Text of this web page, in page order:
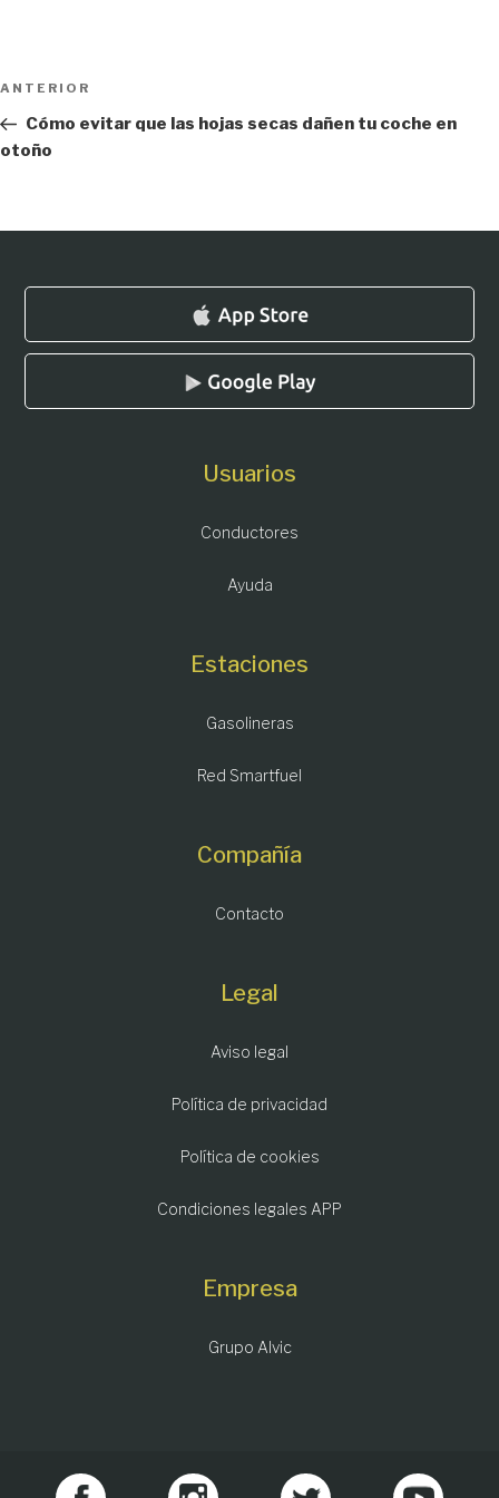
Navegación
de
entradas
Entrada
anterior:
ANTERIOR
Cómo evitar que las hojas secas dañen tu coche en
otoño
Usuarios
Conductores
Ayuda
Estaciones
Gasolineras
Red Smartfuel
Compañía
Contacto
Legal
Aviso legal
Política de privacidad
Política de cookies
Condiciones legales APP
Empresa
Grupo Alvic